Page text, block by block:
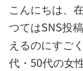
こんにちは、
つてはSNS投
えるのにすご
代・50代の女